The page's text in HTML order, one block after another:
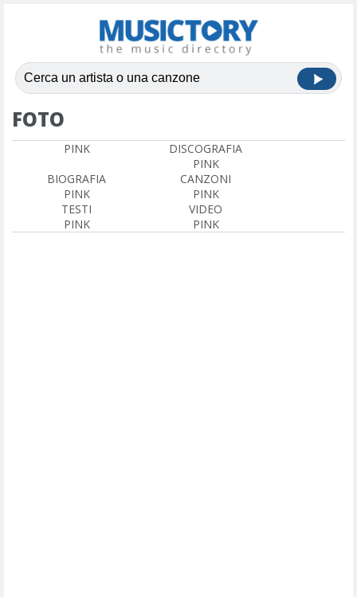
FOTO
PINK
DISCOGRAFIA
PINK
BIOGRAFIA
PINK
CANZONI
PINK
TESTI
PINK
VIDEO
PINK